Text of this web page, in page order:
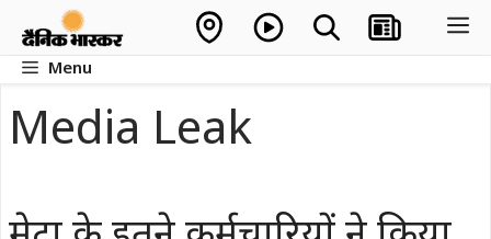
contentMenu
Media Leak